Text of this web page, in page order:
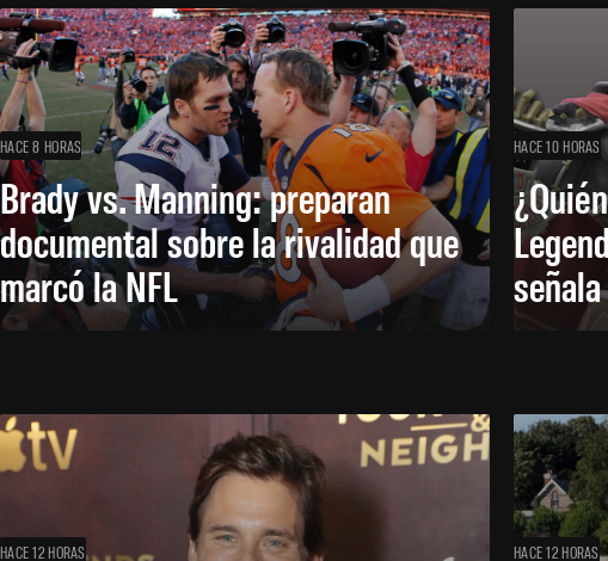
HACE 8 HORAS
Brady vs. Manning: preparan
documental sobre la rivalidad que
marcó la NFL
HACE 10 HORAS
HACE 12 HORAS HACE 12 HORAS